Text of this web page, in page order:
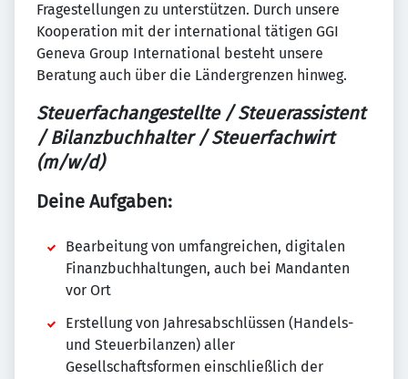
Fragestellungen zu unterstützen. Durch unsere
Kooperation mit der international tätigen GGI
Geneva Group International besteht unsere
Beratung auch über die Ländergrenzen hinweg.
Steuerfachangestellte / Steuerassistent
/ Bilanzbuchhalter / Steuerfachwirt
(m/w/d)
Deine Aufgaben:
Bearbeitung von umfangreichen, digitalen
Finanzbuchhaltungen, auch bei Mandanten
vor Ort
Erstellung von Jahresabschlüssen (Handels-
und Steuerbilanzen) aller
Gesellschaftsformen einschließlich der